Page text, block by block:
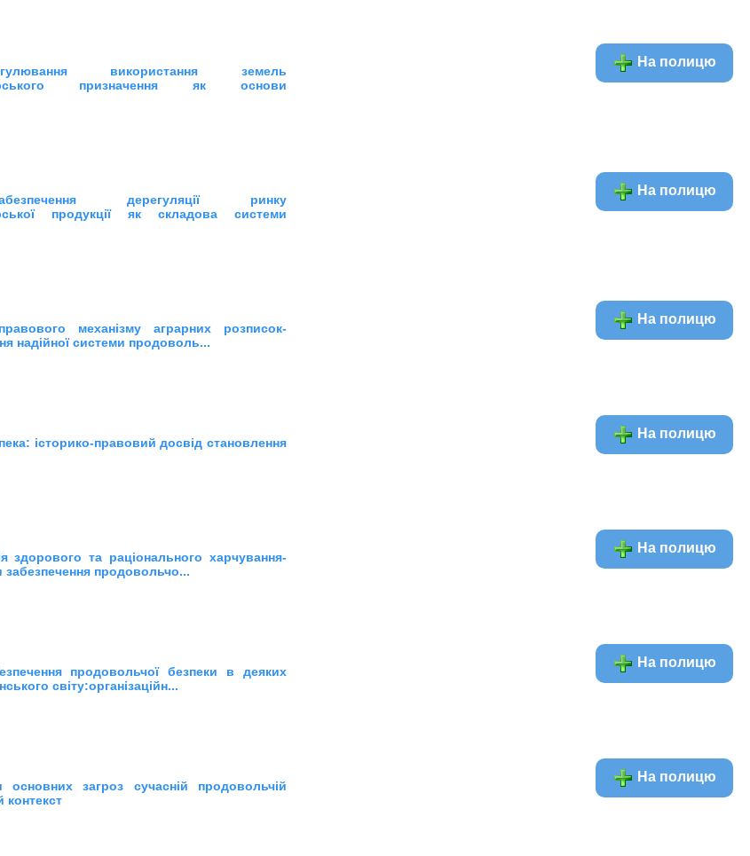
використання земель
призначення як основи
На полицю
дерегуляції ринку
продукції як складова системи
На полицю
механізму аграрних розписок-
надійної системи продоволь...
На полицю
історико-правовий досвід становлення
На полицю
здорового та раціонального харчування-
забезпечення продовольчо...
На полицю
продовольчої безпеки в деяких
світу:організаційн...
На полицю
загроз сучасній продовольчій
контекст
На полицю